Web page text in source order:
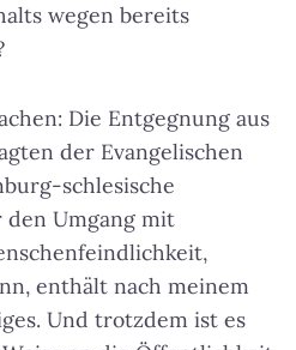
wegen bereits
Die Entgegnung aus
der Evangelischen
schlesische
den Umgang mit
enthält nach meinem
Und trotzdem ist es